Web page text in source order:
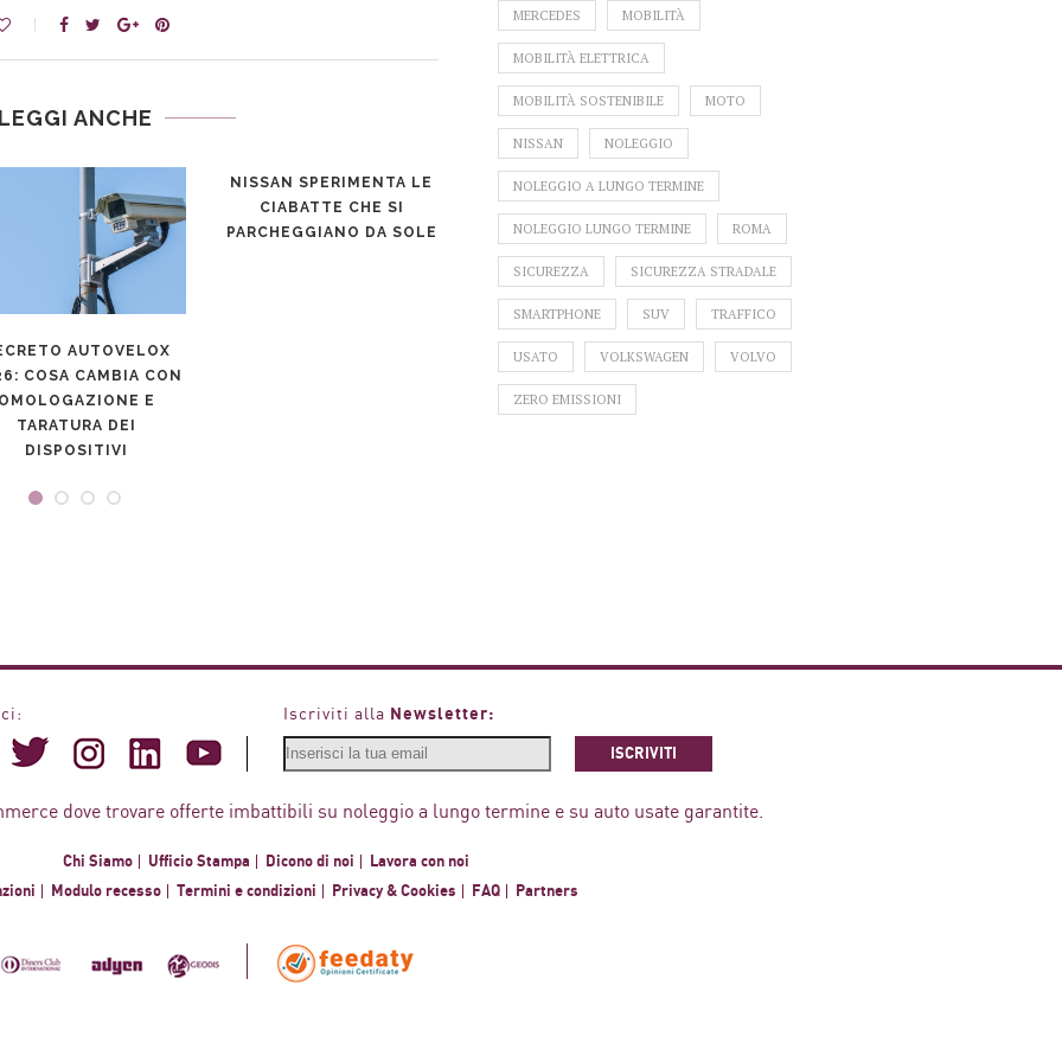
LEGGI ANCHE
TELEPASS VS
UNIPOLMOVE VS
MOONEYGO: QUAL È IL
MIGLIORE?
STOP AI DIESEL. NISSAN
PUNTA SULL’AUTO
ELETTRICA
VESPA ELETTRICA: INIZIA
MERCEDES MOBILITÀ
MOBILITÀ ELETTRICA
MOBILITÀ SOSTENIBILE MOTO
NISSAN NOLEGGIO
NOLEGGIO A LUNGO TERMINE
NOLEGGIO LUNGO TERMINE ROMA
SICUREZZA SICUREZZA STRADALE
SMARTPHONE SUV TRAFFICO
USATO VOLKSWAGEN VOLVO
ZERO EMISSIONI
Iscriviti alla Newsletter:
ISCRIVITI
dove trovare offerte imbattibili su noleggio a lungo termine e su auto usate garantite.
Chi Siamo Ufficio Stampa Dicono di noi
Lavora con noi
Modulo recesso Termini e condizioni Privacy & Cookies FAQ Partners